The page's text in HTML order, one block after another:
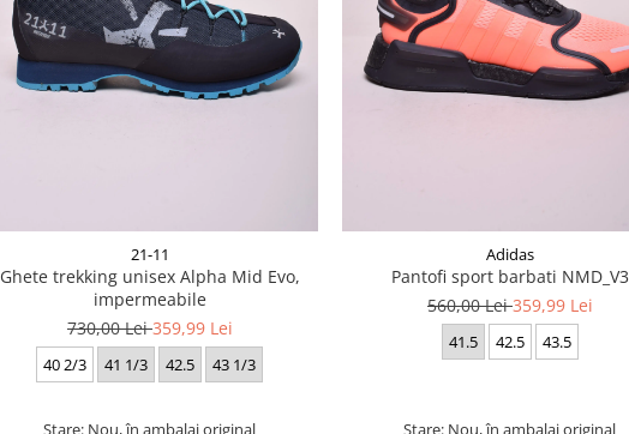
21-11
Ghete trekking unisex Alpha Mid Evo,
impermeabile
730,00 Lei359,99 Lei
40 2/3 41 1/3 42.5 43 1/3
Adidas
Pantofi sport barbati NMD_V3
560,00 Lei359,99 Lei
41.5 42.5 43.5